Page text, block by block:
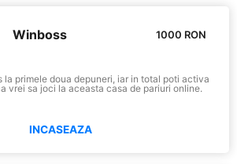
Winboss 1000 RON
la primele doua depuneri, iar in total poti activa
vrei sa joci la aceasta casa de pariuri online.
INCASEAZA